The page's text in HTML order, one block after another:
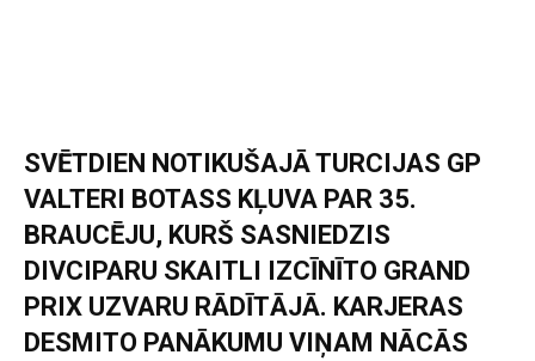
SVĒTDIEN NOTIKUŠAJĀ TURCIJAS GP
VALTERI BOTASS KĻUVA PAR 35.
BRAUCĒJU, KURŠ SASNIEDZIS
DIVCIPARU SKAITLI IZCĪNĪTO GRAND
PRIX UZVARU RĀDĪTĀJĀ. KARJERAS
DESMITO PANĀKUMU VIŅAM NĀCĀS